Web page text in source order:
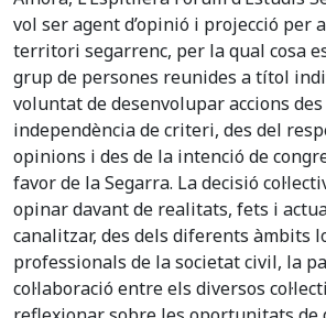
vol ser agent d’opinió i projecció per
territori segarrenc, per la qual cosa
grup de persones reunides a títol
voluntat de desenvolupar accions
independència de criteri, des del
opinions i des de la intenció de
favor de la Segarra. La decisió
opinar davant de realitats, fets i
canalitzar, des dels diferents àmbits
professionals de la societat civil, la
col·laboració entre els diversos